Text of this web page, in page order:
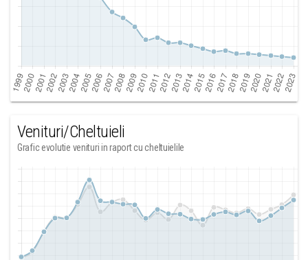
Venituri/Cheltuieli
Grafic evolutie venituri in raport cu cheltuielile